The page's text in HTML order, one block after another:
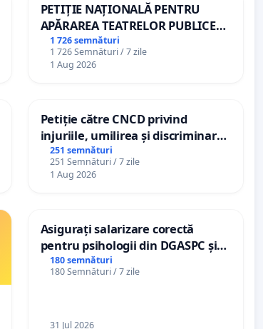
PETIȚIE NAȚIONALĂ PENTRU
APĂRAREA TEATRELOR PUBLICE
DE REPERTORIU DIN ROMÂNIA
1 726 semnături
1 726 Semnături / 7 zile
1 Aug 2026
Petiție către CNCD privind
injuriile, umilirea și discriminarea
persoanelor cu dizabilități de
către utilizatorul TikTok „Gorici”
251 semnături
251 Semnături / 7 zile
1 Aug 2026
Asigurați salarizare corectă
pentru psihologii din DGASPC și
spitale
180 semnături
180 Semnături / 7 zile
31 Jul 2026